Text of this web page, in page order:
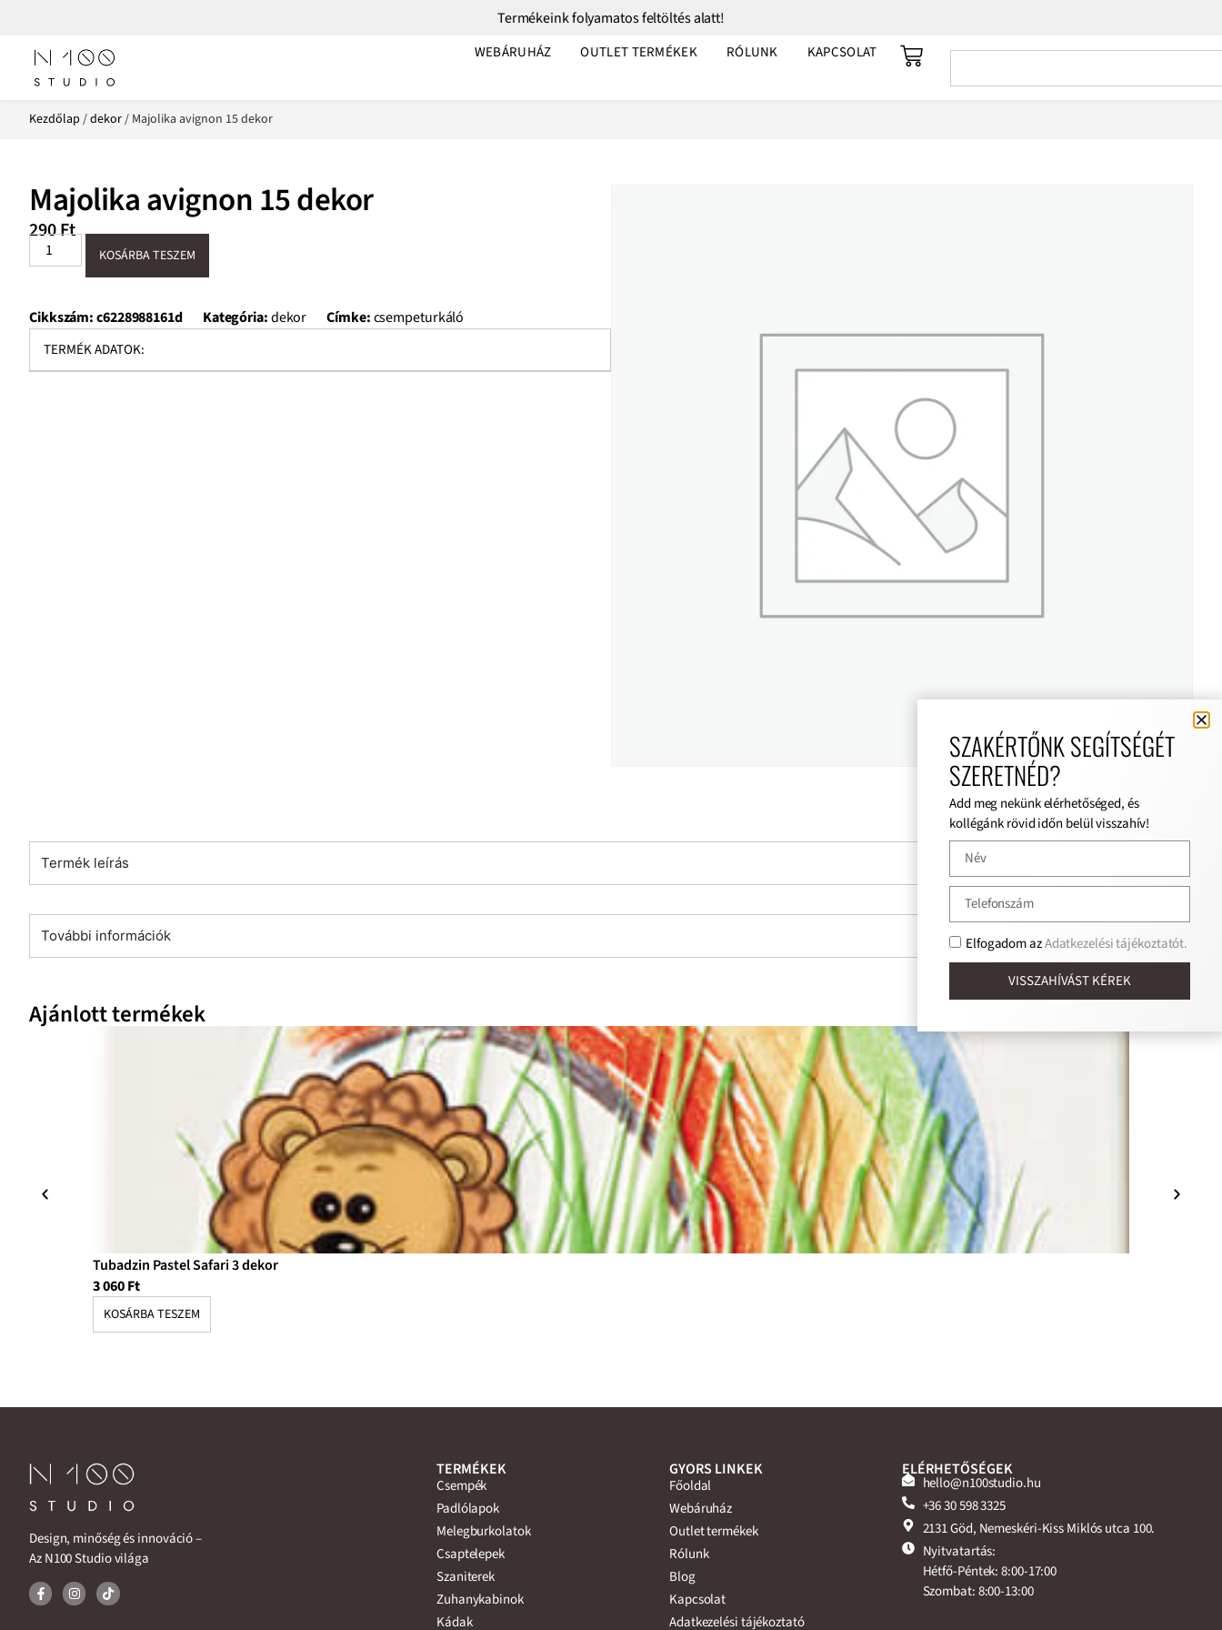
Termékeink folyamatos feltöltés alatt!
WEBÁRUHÁZ OUTLET TERMÉKEK RÓLUNK KAPCSOLAT
Kezdőlap /dekor/ Majolika avignon 15 dekor
Majolika avignon 15 dekor
290Ft
KOSÁRBA TESZEM
Cikkszám:c6228988161d Kategória:dekor Címke:csempeturkáló
TERMÉK ADATOK:
Termék leírás
További információk
Ajánlott termékek
Tubadzin Pastel Safari 3 dekor
3 060Ft
KOSÁRBA TESZEM
Design, minőség és innováció –
Az N100 Studio világa
TERMÉKEK
Csempék
Padlólapok
Melegburkolatok
Csaptelepek
Szaniterek
Zuhanykabinok
Kádak
GYORS LINKEK
Főoldal
Webáruház
Outlet termékek
Rólunk
Blog
Kapcsolat
Adatkezelési tájékoztató
ELÉRHETŐSÉGEK
hello@n100studio.hu
+36 30 598 3325
2131 Göd, Nemeskéri-Kiss Miklós utca 100.
Nyitvatartás:
Hétfő-Péntek: 8:00-17:00
Szombat: 8:00-13:00
SZAKÉRTŐNK SEGÍTSÉGÉT
SZERETNÉD?
Add meg nekünk elérhetőséged, és
kollégánk rövid időn belül visszahív!
Elfogadom azAdatkezelési tájékoztatót.
VISSZAHÍVÁST KÉREK